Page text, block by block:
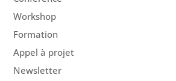
Workshop
Formation
Appel à projet
Newsletter